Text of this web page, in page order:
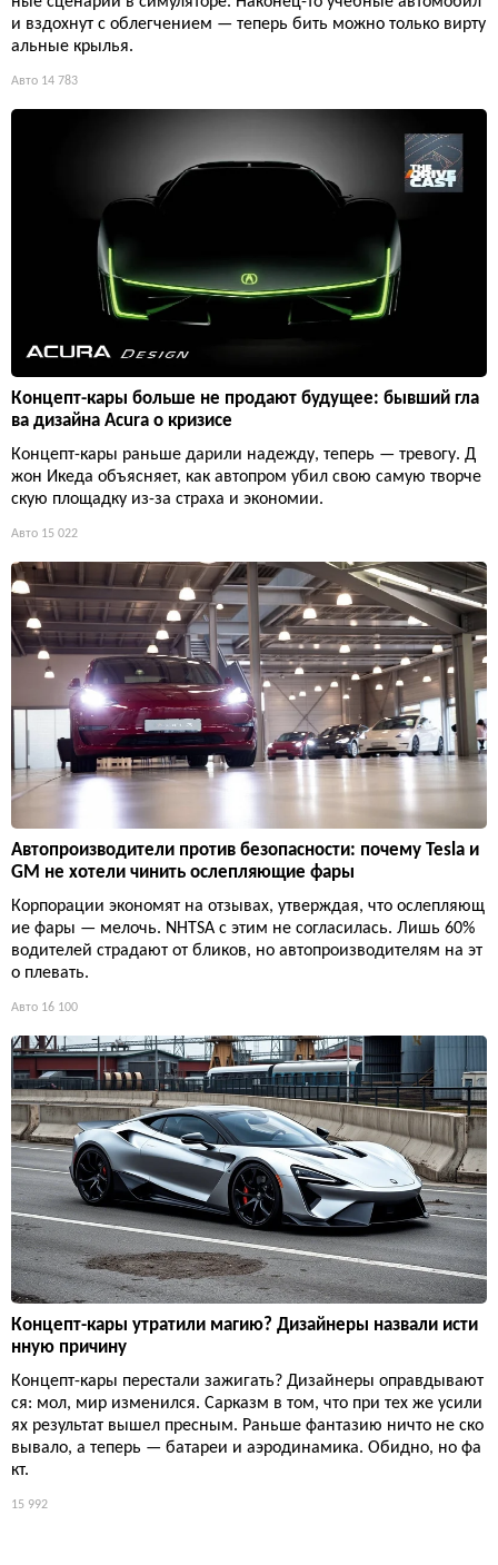
и вздохнут с облегчением — теперь бить можно только вирту
альные крылья.
Авто 14 783
Концепт-кары больше не продают будущее: бывший гла
ва дизайна Acura о кризисе
Концепт-кары раньше дарили надежду, теперь — тревогу. Д
жон Икеда объясняет, как автопром убил свою самую творче
скую площадку из-за страха и экономии.
Авто 15 022
Автопроизводители против безопасности: почему Tesla и
GM не хотели чинить ослепляющие фары
Корпорации экономят на отзывах, утверждая, что ослепляющ
ие фары — мелочь. NHTSA с этим не согласилась. Лишь 60%
водителей страдают от бликов, но автопроизводителям на эт
о плевать.
Авто 16 100
Концепт-кары утратили магию? Дизайнеры назвали исти
нную причину
Концепт-кары перестали зажигать? Дизайнеры оправдывают
ся: мол, мир изменился. Сарказм в том, что при тех же усили
ях результат вышел пресным. Раньше фантазию ничто не ско
вывало, а теперь — батареи и аэродинамика. Обидно, но фа
кт.
15 992